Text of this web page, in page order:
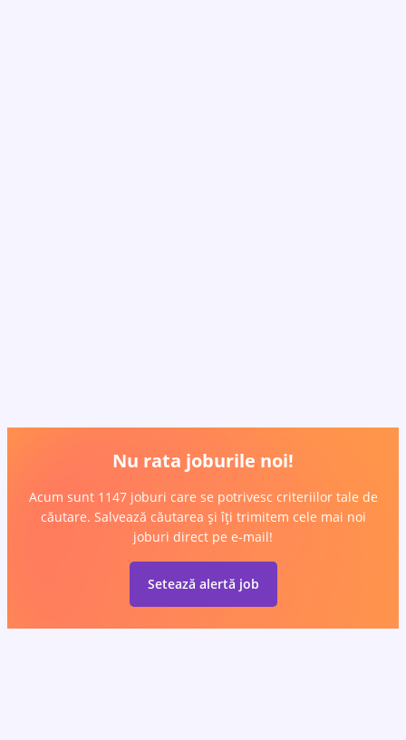
Nu rata joburile noi!
Acum sunt 1147 joburi care se potrivesc criteriilor tale de
căutare. Salvează căutarea și îți trimitem cele mai noi
joburi direct pe e-mail!
Setează alertă job